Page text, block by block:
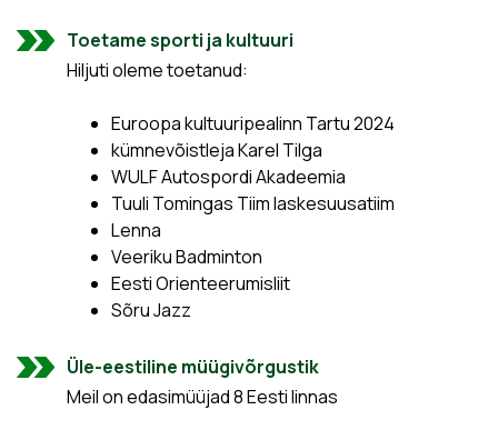
Toetame sporti ja kultuuri
Hiljuti oleme toetanud:
Euroopa kultuuripealinn Tartu 2024
kümnevõistleja Karel Tilga
WULF Autospordi Akadeemia
Tuuli Tomingas Tiim laskesuusatiim
Lenna
Veeriku Badminton
Eesti Orienteerumisliit
Sõru Jazz
Üle-eestiline müügivõrgustik
Meil on edasimüüjad 8 Eesti linnas